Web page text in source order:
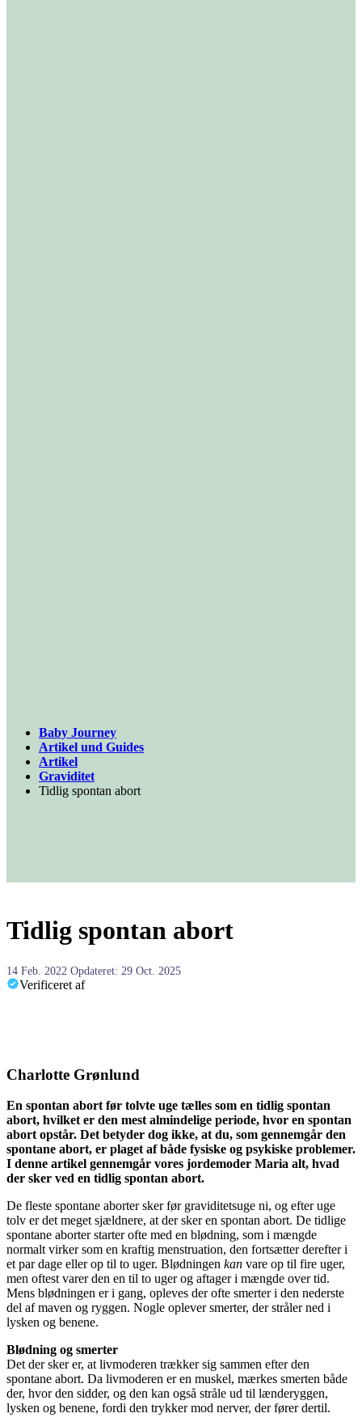
Baby Journey
Artikel und Guides
Artikel
Graviditet
Tidlig spontan abort
Tidlig spontan abort
14 Feb. 2022 Opdateret: 29 Oct. 2025
Verificeret af
Charlotte Grønlund
En spontan abort før tolvte uge tælles som en tidlig spontan
abort, hvilket er den mest almindelige periode, hvor en spontan
abort opstår. Det betyder dog ikke, at du, som gennemgår den
spontane abort, er plaget af både fysiske og psykiske problemer.
I denne artikel gennemgår vores jordemoder Maria alt, hvad
der sker ved en tidlig spontan abort.
De fleste spontane aborter sker før graviditetsuge ni, og efter uge
tolv er det meget sjældnere, at der sker en spontan abort. De tidlige
spontane aborter starter ofte med en blødning, som i mængde
normalt virker som en kraftig menstruation, den fortsætter derefter i
et par dage eller op til to uger. Blødningen kan vare op til fire uger,
men oftest varer den en til to uger og aftager i mængde over tid.
Mens blødningen er i gang, opleves der ofte smerter i den nederste
del af maven og ryggen. Nogle oplever smerter, der stråler ned i
lysken og benene.
Blødning og smerter
Det der sker er, at livmoderen trækker sig sammen efter den
spontane abort. Da livmoderen er en muskel, mærkes smerten både
der, hvor den sidder, og den kan også stråle ud til lænderyggen,
lysken og benene, fordi den trykker mod nerver, der fører dertil.